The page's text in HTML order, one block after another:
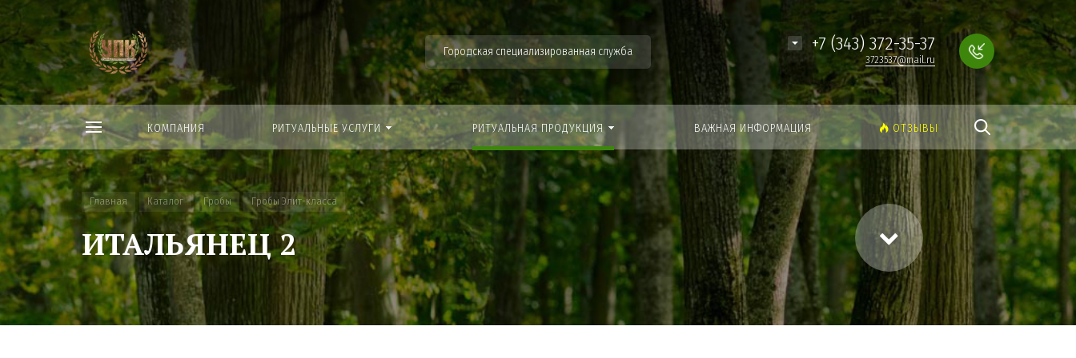
Найти
Городская специализированная служба +7 (343) 372-35-37
3723537@mail.ru
КОМПАНИЯ РИТУАЛЬНЫЕ УСЛУГИ РИТУАЛЬНАЯ ПРОДУКЦИЯ ВАЖНАЯ ИНФОРМАЦИЯ ОТЗЫВЫ
Главная Каталог Гробы Гробы Элит-класса
ИТАЛЬЯНЕЦ 2